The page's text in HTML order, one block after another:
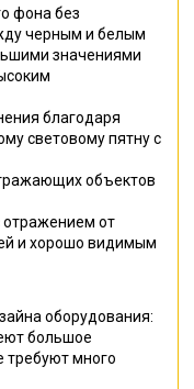
фона без
черным и белым
значениями
благодаря
световому пятну с
объектов
отражением от
и хорошо видимым
оборудования:
большое
требуют много